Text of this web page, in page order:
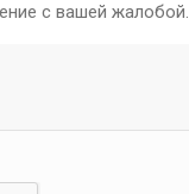
с вашей жалобой.